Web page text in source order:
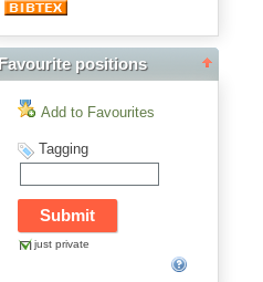
Favourite positions
Add to Favourites
Tagging
just private